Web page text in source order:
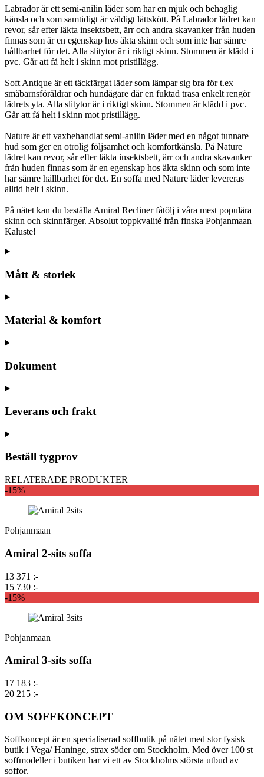
Labrador är ett semi-anilin läder som har en mjuk och behaglig
känsla och som samtidigt är väldigt lättskött. På Labrador lädret kan
revor, sår efter läkta insektsbett, ärr och andra skavanker från huden
finnas som är en egenskap hos äkta skinn och som inte har sämre
hållbarhet för det. Alla slitytor är i riktigt skinn. Stommen är klädd i
pvc. Går att få helt i skinn mot pristillägg.
Soft Antique är ett täckfärgat läder som lämpar sig bra för t.ex
småbarnsföräldrar och hundägare där en fuktad trasa enkelt rengör
lädrets yta. Alla slitytor är i riktigt skinn. Stommen är klädd i pvc.
Går att få helt i skinn mot pristillägg.
Nature är ett vaxbehandlat semi-anilin läder med en något tunnare
hud som ger en otrolig följsamhet och komfortkänsla. På Nature
lädret kan revor, sår efter läkta insektsbett, ärr och andra skavanker
från huden finnas som är en egenskap hos äkta skinn och som inte
har sämre hållbarhet för det. En soffa med Nature läder levereras
alltid helt i skinn.
På nätet kan du beställa Amiral Recliner fåtölj i våra mest populära
skinn och skinnfärger. Absolut toppkvalité från finska Pohjanmaan
Kaluste!
Mått & storlek
Material & komfort
Dokument
Leverans och frakt
Beställ tygprov
RELATERADE PRODUKTER
-15%
Pohjanmaan
Amiral 2-sits soffa
13 371 :-
15 730 :-
-15%
Pohjanmaan
Amiral 3-sits soffa
17 183 :-
20 215 :-
OM SOFFKONCEPT
Soffkoncept är en specialiserad soffbutik på nätet med stor fysisk
butik i Vega/ Haninge, strax söder om Stockholm. Med över 100 st
soffmodeller i butiken har vi ett av Stockholms största utbud av
soffor.